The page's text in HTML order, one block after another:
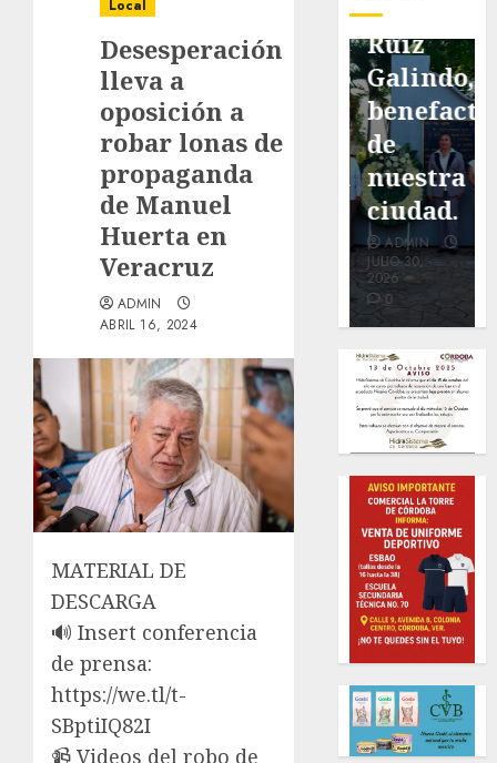
Local
Desesperación
lleva a
oposición a
robar lonas de
propaganda
de Manuel
Huerta en
Veracruz
ADMIN
ABRIL 16, 2024
MATERIAL DE
DESCARGA
🔊 Insert conferencia
de prensa:
https://we.tl/t-
SBptiIQ82I
📹 Videos del robo de
pavimentación
de San
Marcial
será
mejorada.
Interviene
CASF
ADMIN
JULIO 27,
2026
0
con
exposición
de la
cronista
Minerva
Antonio
Ruiz
Galindo,
de
nuestra
ciudad.
ADMIN
JULIO 30,
2026
0